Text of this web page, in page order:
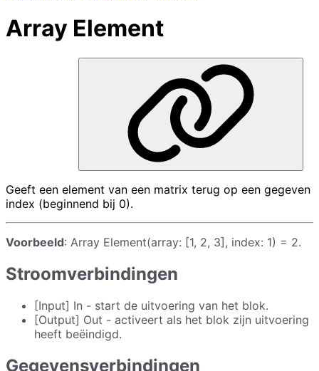
Array Element
Geeft een element van een matrix terug op een gegeven
index (beginnend bij 0).
Voorbeeld: Array Element(array: [1, 2, 3], index: 1) = 2.
Stroomverbindingen
[Input] In - start de uitvoering van het blok.
[Output] Out - activeert als het blok zijn uitvoering
heeft beëindigd.
Gegevensverbindingen